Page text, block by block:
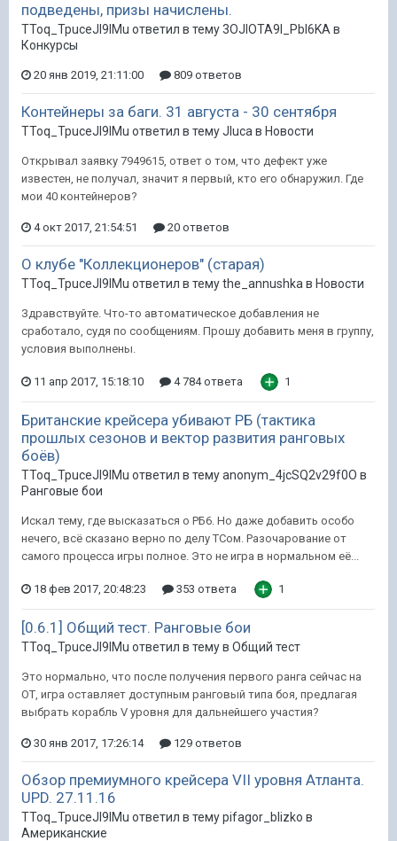
подведены, призы начислены.
TToq_TpuceJI9IMu ответил в тему 3OJlOTA9l_PbI6KA в
Конкурсы
20 янв 2019, 21:11:00 809 ответов
Контейнеры за баги. 31 августа - 30 сентября
TToq_TpuceJI9IMu ответил в тему Jluca в Новости
Открывал заявку 7949615, ответ о том, что дефект уже
известен, не получал, значит я первый, кто его обнаружил. Где
мои 40 контейнеров?
4 окт 2017, 21:54:51 20 ответов
О клубе "Коллекционеров" (старая)
TToq_TpuceJI9IMu ответил в тему the_annushka в Новости
Здравствуйте. Что-то автоматическое добавления не
сработало, судя по сообщениям. Прошу добавить меня в группу,
условия выполнены.
11 апр 2017, 15:18:10 4 784 ответа 1
Британские крейсера убивают РБ (тактика
прошлых сезонов и вектор развития ранговых
боёв)
TToq_TpuceJI9IMu ответил в тему anonym_4jcSQ2v29f0O в
Ранговые бои
Искал тему, где высказаться о РБ6. Но даже добавить особо
нечего, всё сказано верно по делу ТСом. Разочарование от
самого процесса игры полное. Это не игра в нормальном её...
18 фев 2017, 20:48:23 353 ответа 1
[0.6.1] Общий тест. Ранговые бои
TToq_TpuceJI9IMu ответил в тему в Общий тест
Это нормально, что после получения первого ранга сейчас на
ОТ, игра оставляет доступным ранговый типа боя, предлагая
выбрать корабль V уровня для дальнейшего участия?
30 янв 2017, 17:26:14 129 ответов
Обзор премиумного крейсера VII уровня Атланта.
UPD. 27.11.16
TToq_TpuceJI9IMu ответил в тему pifagor_blizko в
Американские